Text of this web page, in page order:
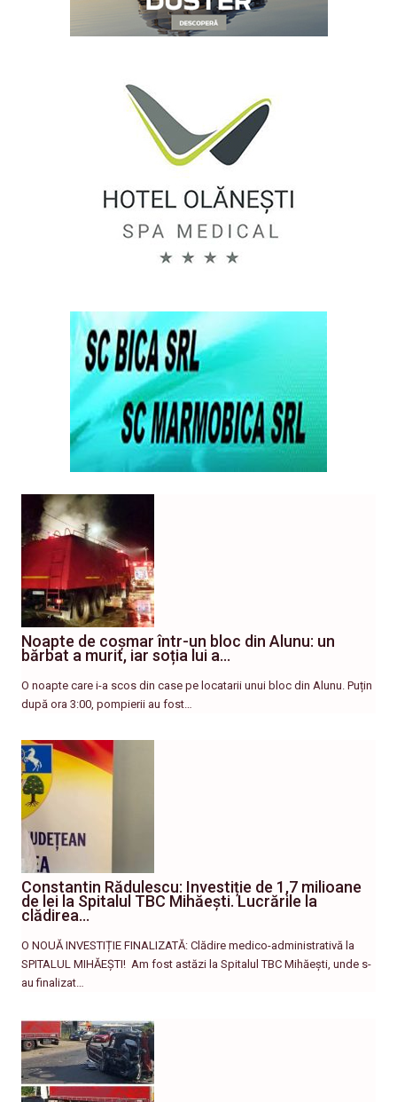
Noapte de coșmar într-un bloc din Alunu: un
bărbat a murit, iar soția lui a…
O noapte care i-a scos din case pe locatarii unui bloc din Alunu. Puțin
după ora 3:00, pompierii au fost…
Constantin Rădulescu: Investiție de 1,7 milioane
de lei la Spitalul TBC Mihăești. Lucrările la
clădirea…
O NOUĂ INVESTIȚIE FINALIZATĂ: Clădire medico-administrativă la
SPITALUL MIHĂEȘTI! ​ Am fost astăzi la Spitalul TBC Mihăești, unde s-
au finalizat…